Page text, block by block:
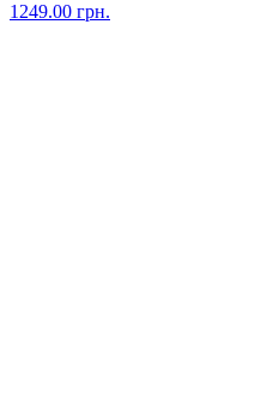
1249.00 грн.